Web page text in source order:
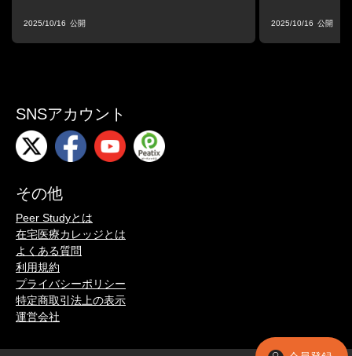
2025/10/16 2025/10/16
SNSアカウント
その他
Peer Studyとは
在宅医療カレッジとは
よくある質問
利用規約
プライバシーポリシー
特定商取引法上の表示
運営会社